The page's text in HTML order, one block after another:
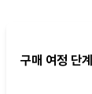
구매 여정 단계